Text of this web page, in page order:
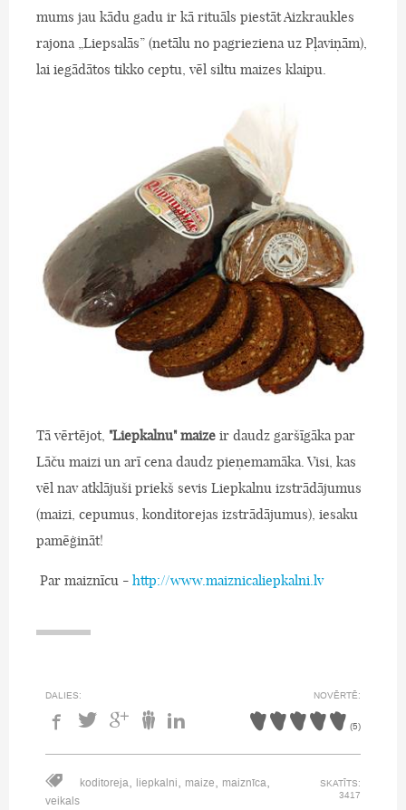
mums jau kādu gadu ir kā rituāls piestāt Aizkraukles
rajona „Liepsalās” (netālu no pagrieziena uz Pļaviņām),
lai iegādātos tikko ceptu, vēl siltu maizes klaipu.
Tā vērtējot, "Liepkalnu" maize ir daudz garšīgāka par
Lāču maizi un arī cena daudz pieņemamāka. Visi, kas
vēl nav atklājuši priekš sevis Liepkalnu izstrādājumus
(maizi, cepumus, konditorejas izstrādājumus), iesaku
pamēģināt!
Par maiznīcu - http://www.maiznicaliepkalni.lv
DALIES: NOVĒRTĒ:
(5)
koditoreja, liepkalni, maize, maiznīca,
veikals
SKATĪTS:
3417